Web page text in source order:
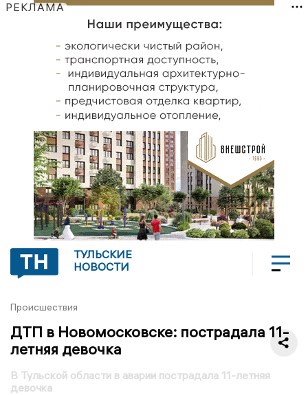
РЕКЛАМА
ТУЛЬСКИЕ
НОВОСТИ
Происшествия
ДТП в Новомосковске: пострадала 11-
летняя девочка
В Тульской области в аварии пострадала 11-летняя
девочка